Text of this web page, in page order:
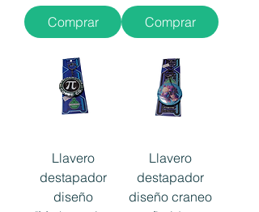
Comprar Comprar
Llavero
destapador
diseño
Llavero
destapador
diseño craneo